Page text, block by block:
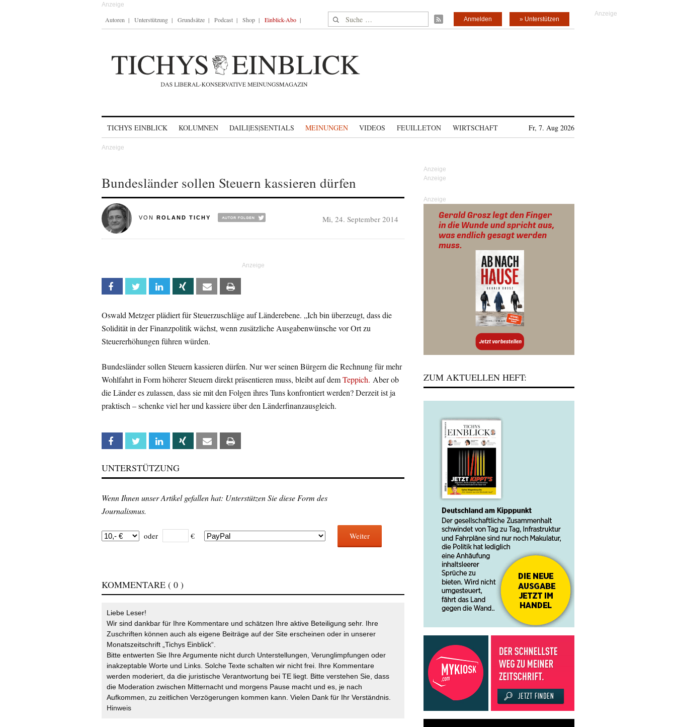
Autoren Unterstützung Grundsätze Podcast Shop Einblick-Abo Suche nach: » Unterstützen
Anmelden
TICHYS EINBLICK KOLUMNEN DAILI|ES|SENTIALS MEINUNGEN VIDEOS FEUILLETON WIRTSCHAFT Fr, 7. Aug 2026
Bundesländer sollen Steuern kassieren dürfen
VON ROLAND TICHY Mi, 24. September 2014
Facebook Twitter Linkedin Xing Email
Oswald Metzger plädiert für Steuerzuschläge auf Länderebene. „Ich bin überzeugt, dass die
Solidität in der Finanzpolitik wächst, wenn zusätzliche Ausgabenwünsche vor Ort zu
Steuererhöhungen führen würden.
Bundesländer sollen Steuern kassieren dürfen. Nur wer seinen Bürgern die Rechnung für mehr
Wohlfahrt in Form höherer Steuern direkt präsentieren muss, bleibt auf demTeppich. Aber ob
die Länder es zulassen, dass sie mit den Folgen ihres Tuns konfrontiert werden? Derzeit ist ja
praktisch – schenke viel her und kassiere über den Länderfinanzausgleich.
Facebook Twitter Linkedin Xing Email
UNTERSTÜTZUNG
Wenn Ihnen unser Artikel gefallen hat: Unterstützen Sie diese Form des
Journalismus.
oder € Weiter
KOMMENTARE ( 0 )
Liebe Leser!
Wir sind dankbar für Ihre Kommentare und schätzen Ihre aktive Beteiligung sehr. Ihre
Zuschriften können auch als eigene Beiträge auf der Site erscheinen oder in unserer
Monatszeitschrift „Tichys Einblick“.
Bitte entwerten Sie Ihre Argumente nicht durch Unterstellungen, Verunglimpfungen oder
inakzeptable Worte und Links. Solche Texte schalten wir nicht frei. Ihre Kommentare
werden moderiert, da die juristische Verantwortung bei TE liegt. Bitte verstehen Sie, dass
die Moderation zwischen Mitternacht und morgens Pause macht und es, je nach
Aufkommen, zu zeitlichen Verzögerungen kommen kann. Vielen Dank für Ihr Verständnis.
Hinweis
Anzeige
ZUM AKTUELLEN HEFT: